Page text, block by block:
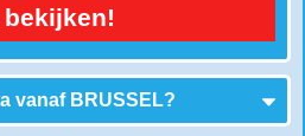
bekijken!
vanaf BRUSSEL?